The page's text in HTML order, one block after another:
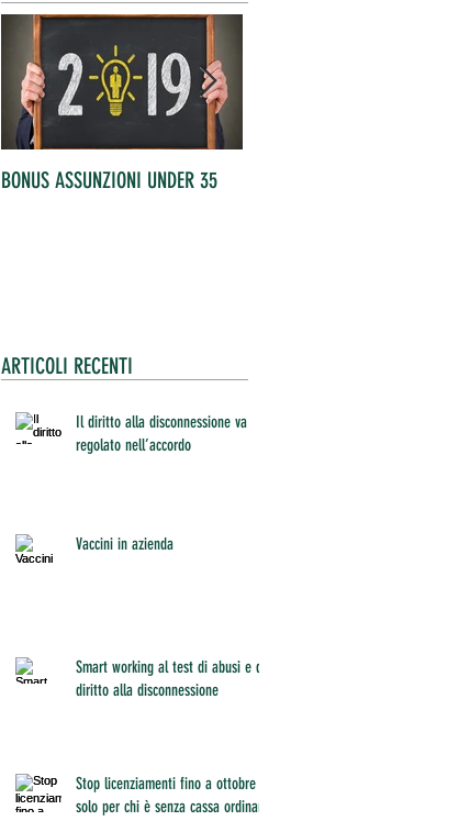
BONUS ASSUNZIONI UNDER 35
ARTICOLI RECENTI
Il diritto alla disconnessione va
regolato nell’accordo
Vaccini in azienda
Smart working al test di abusi e del
diritto alla disconnessione
Stop licenziamenti fino a ottobre
solo per chi è senza cassa ordinaria